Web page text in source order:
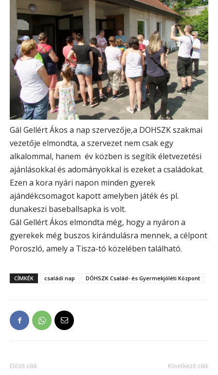
Gál Gellért Ákos a nap szervezője,a DOHSZK szakmai
vezetője elmondta, a szervezet nem csak egy
alkalommal, hanem év közben is segítik életvezetési
ajánlásokkal és adományokkal is ezeket a családokat.
Ezen a kora nyári napon minden gyerek
ajándékcsomagot kapott amelyben játék és pl.
dunakeszi baseballsapka is volt.
Gál Gellért Ákos elmondta még, hogy a nyáron a
gyerekek még buszos kirándulásra mennek, a célpont
Poroszló, amely a Tisza-tó közelében található.
CÍMKÉK családi nap DÓHSZK Család- és Gyermekjóléti Központ
Előző cikk Következő cikk